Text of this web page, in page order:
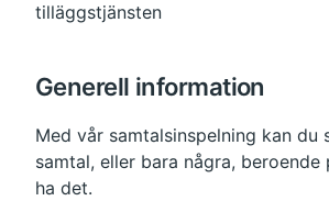
tilläggstjänsten
Generell information
Med vår samtalsinspelning kan du
samtal, eller bara några, beroende
ha det.